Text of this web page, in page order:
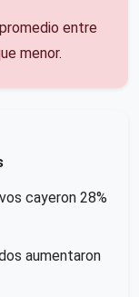
entre
menor.
cayeron 28%
aumentaron